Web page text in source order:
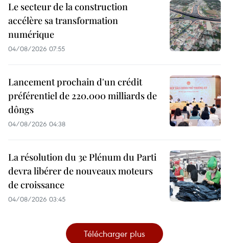
Le secteur de la construction
accélère sa transformation
numérique
04/08/2026 07:55
Lancement prochain d'un crédit
préférentiel de 220.000 milliards de
dôngs
04/08/2026 04:38
La résolution du 3e Plénum du Parti
devra libérer de nouveaux moteurs
de croissance
04/08/2026 03:45
Télécharger plus